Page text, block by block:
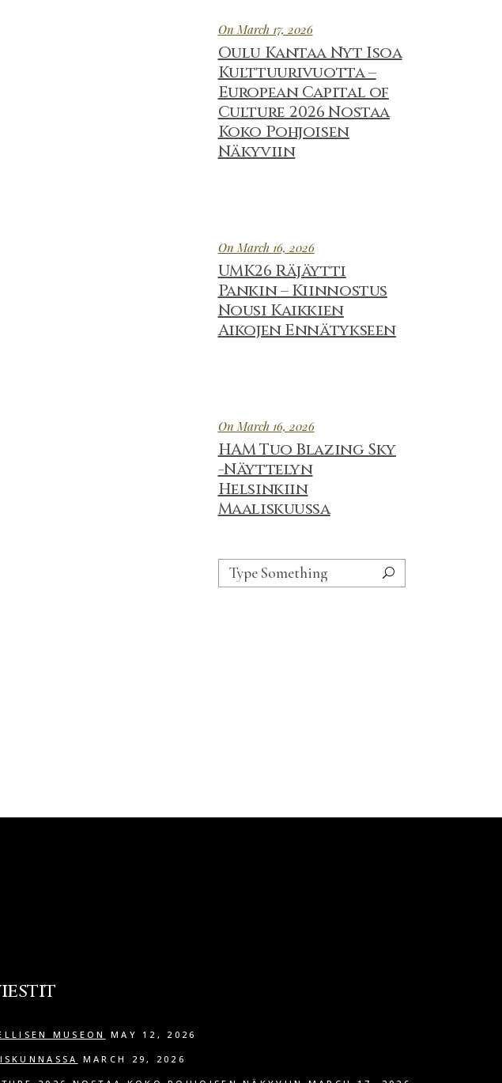
On March 17, 2026
Oulu Kantaa Nyt Isoa
Kulttuurivuotta –
European Capital of
Culture 2026 Nostaa
Koko Pohjoisen
Näkyviin
On March 16, 2026
UMK26 Räjäytti
Pankin – Kiinnostus
Nousi Kaikkien
Aikojen Ennätykseen
On March 16, 2026
HAM Tuo Blazing Sky
-Näyttelyn
Helsinkiin
Maaliskuussa
Search
for:
MUSEON MAY 12, 2026
MARCH 29, 2026